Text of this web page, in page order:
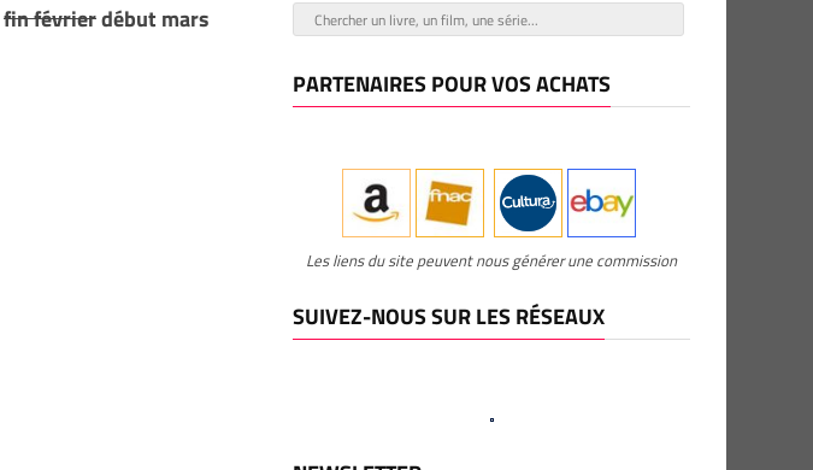
fin févrierdébut mars
PARTENAIRES POUR VOS ACHATS
Les liens du site peuvent nous générer une commission
SUIVEZ-NOUS SUR LES RÉSEAUX